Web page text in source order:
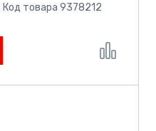
Код товара 9378212